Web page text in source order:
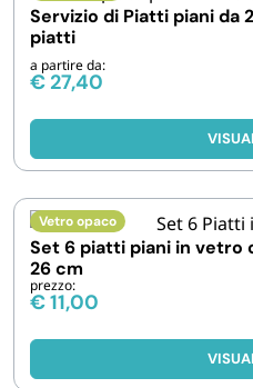
Servizio di Piatti piani da
piatti
a partire da:
€ 27,40
Vetro opaco
Set 6 piatti piani in vetro
26 cm
prezzo:
€11,00